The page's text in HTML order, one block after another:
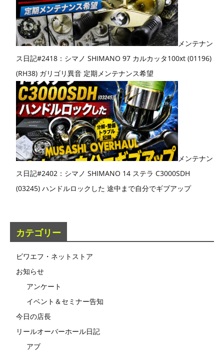
メンテナン
ス日記#2418：シマノ SHIMANO 97 カルカッタ100xt (01196)
(RH38) ガリゴリ異音 定期メンテナンス希望
メンテナン
ス日記#2402：シマノ SHIMANO 14 ステラ C3000SDH
(03245) ハンドルロックした 途中まで自分でギブアップ
カテゴリー
ビワエフ・ネットストア
お知らせ
アンケート
イベント＆セミナー告知
今日の店長
リールオーバーホール日記
アブ